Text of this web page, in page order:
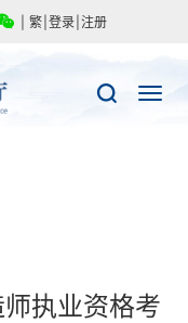
繁 登录 注册
执业资格考